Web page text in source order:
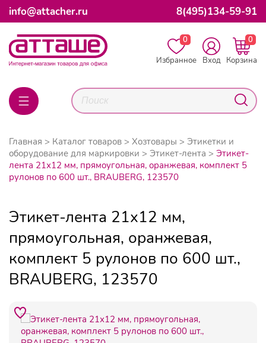
info@attacher.ru 8(495)134-59-91
0
Избранное
Вход
0
Корзина
Главная Каталог товаров Хозтовары
Этикетки и
оборудование для маркировки
Этикет-лента
Этикет-
лента 21х12 мм, прямоугольная, оранжевая, комплект 5
рулонов по 600 шт., BRAUBERG, 123570
Этикет-лента 21х12 мм,
прямоугольная, оранжевая,
комплект 5 рулонов по 600 шт.,
BRAUBERG, 123570